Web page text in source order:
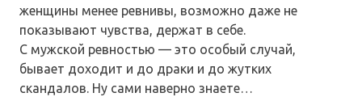
женщины менее ревнивы, возможно даже не
показывают чувства, держат в себе.
С мужской ревностью — это особый случай,
бывает доходит и до драки и до жутких
скандалов. Ну сами наверно знаете…